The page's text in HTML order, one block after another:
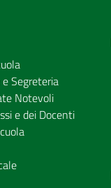
Segreteria
Notevoli
e dei Docenti